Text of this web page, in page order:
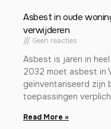
Asbest in oude
verwijderen
Geen reacties
Asbest is jaren in
2032 moet asbest in
geïnventariseerd zijn
toepassingen
Read More »